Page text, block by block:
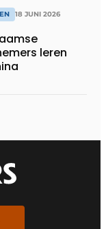
18 JUNI 2026
leren